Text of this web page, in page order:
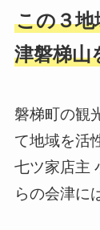
この３地
津磐梯山
磐梯町の観
て地域を活
七ツ家店主
らの会津に